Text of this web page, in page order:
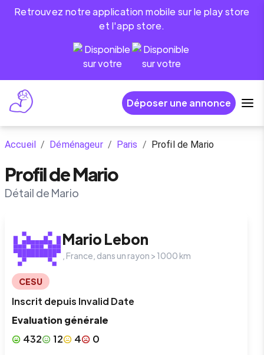
Retrouvez notre application mobile sur le play store
et l'app store.
Déposer une annonce
Accueil / Déménageur / Paris / Profil de Mario
Profil de Mario
Détail de Mario
MarioLebon
France , dans un rayon > 1000 km
CESU
Inscrit depuis Invalid Date
Evaluation générale
432
12 4 0